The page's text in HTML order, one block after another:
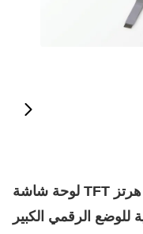
LG 86 بوصة 4K Ultra HD 60 هرتز TFT لوحة شاشة